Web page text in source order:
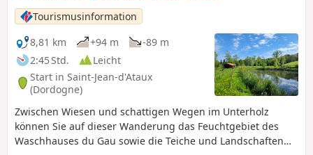
Tourismusinformation
8,81 km
+94 m
-89 m
2:45 Std.
Leicht
Start in Saint-Jean-d'Ataux
(Dordogne)
Zwischen Wiesen und schattigen Wegen im Unterholz
können Sie auf dieser Wanderung das Feuchtgebiet des
Waschhauses du Gau sowie die Teiche und Landschaften